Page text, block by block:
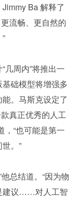
Ba 解释了
流畅、更自然的
几周内”将推出一
础模型将增强多
。马斯克设定了
真正优秀的人工
，“也可能是第一
。”
总结道。“因为物
建议……对人工智